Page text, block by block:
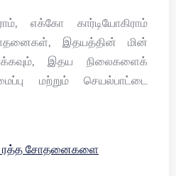
எக்கோ கார்டியோகிராம்
இதயத்தின் மின்
இதய நிலைகளைக்
மற்றும் செயல்பாட்டை
ரத்த சோதனைகளை